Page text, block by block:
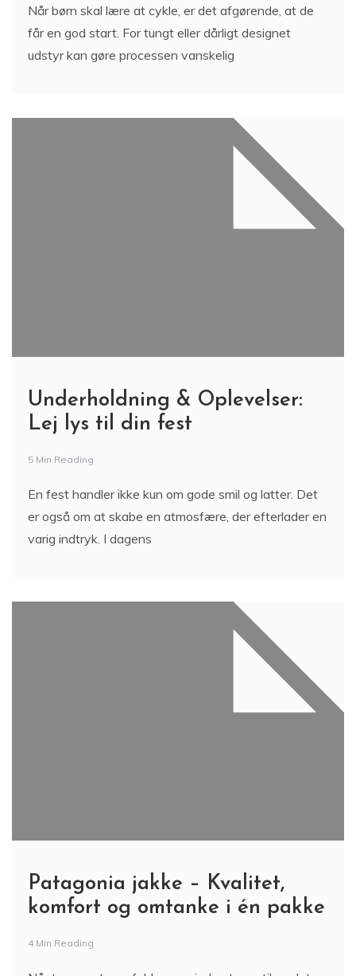
Når børn skal lære at cykle, er det afgørende, at de
får en god start. For tungt eller dårligt designet
udstyr kan gøre processen vanskelig
Underholdning & Oplevelser:
Lej lys til din fest
5 Min Reading
En fest handler ikke kun om gode smil og latter. Det
er også om at skabe en atmosfære, der efterlader en
varig indtryk. I dagens
Patagonia jakke – Kvalitet,
komfort og omtanke i én pakke
4 Min Reading